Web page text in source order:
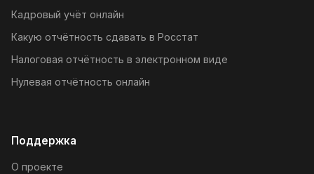
Кадровый учёт онлайн
Какую отчётность сдавать в Росстат
Налоговая отчётность в электронном виде
Нулевая отчётность онлайн
Поддержка
О проекте